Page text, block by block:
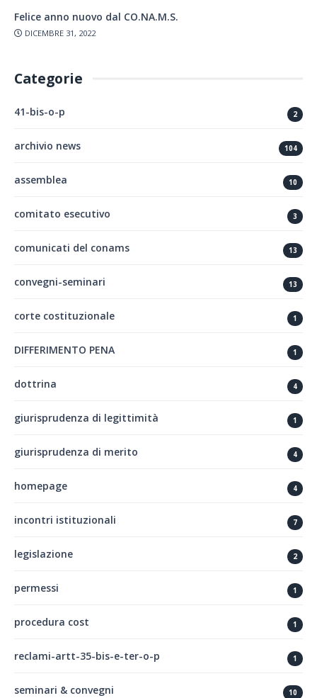
Felice anno nuovo dal CO.NA.M.S.
DICEMBRE 31, 2022
Categorie
41-bis-o-p 2
archivio news 104
assemblea 10
comitato esecutivo 3
comunicati del conams 13
convegni-seminari 13
corte costituzionale 1
DIFFERIMENTO PENA 1
dottrina 4
giurisprudenza di legittimità 1
giurisprudenza di merito 4
homepage 4
incontri istituzionali 7
legislazione 2
permessi 1
procedura cost 1
reclami-artt-35-bis-e-ter-o-p 1
seminari & convegni 10